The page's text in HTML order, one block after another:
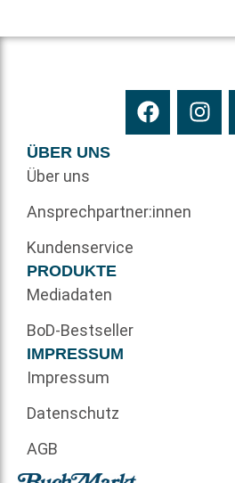
ÜBER UNS
Über uns
Ansprechpartner:innen
Kundenservice
PRODUKTE
Mediadaten
BoD-Bestseller
IMPRESSUM
Impressum
Datenschutz
AGB